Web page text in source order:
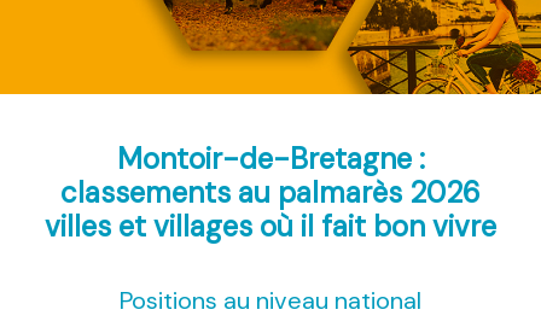
Montoir-de-Bretagne :
classements au palmarès 2026
villes et villages où il fait bon vivre
Positions au niveau national